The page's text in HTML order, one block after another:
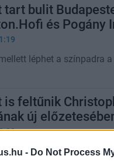
- Do Not Process
tart bulit
és Pogány
léphet a színpadra
is feltűnik
új
alatt bemutatott